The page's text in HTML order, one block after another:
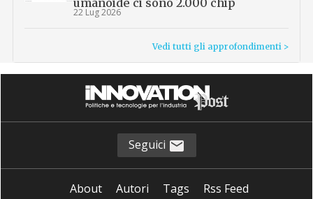
umanoide ci sono 2.000 chip
22 Lug 2026
Vedi tutti gli approfondimenti >
Seguici
About Autori Tags
Rss Feed